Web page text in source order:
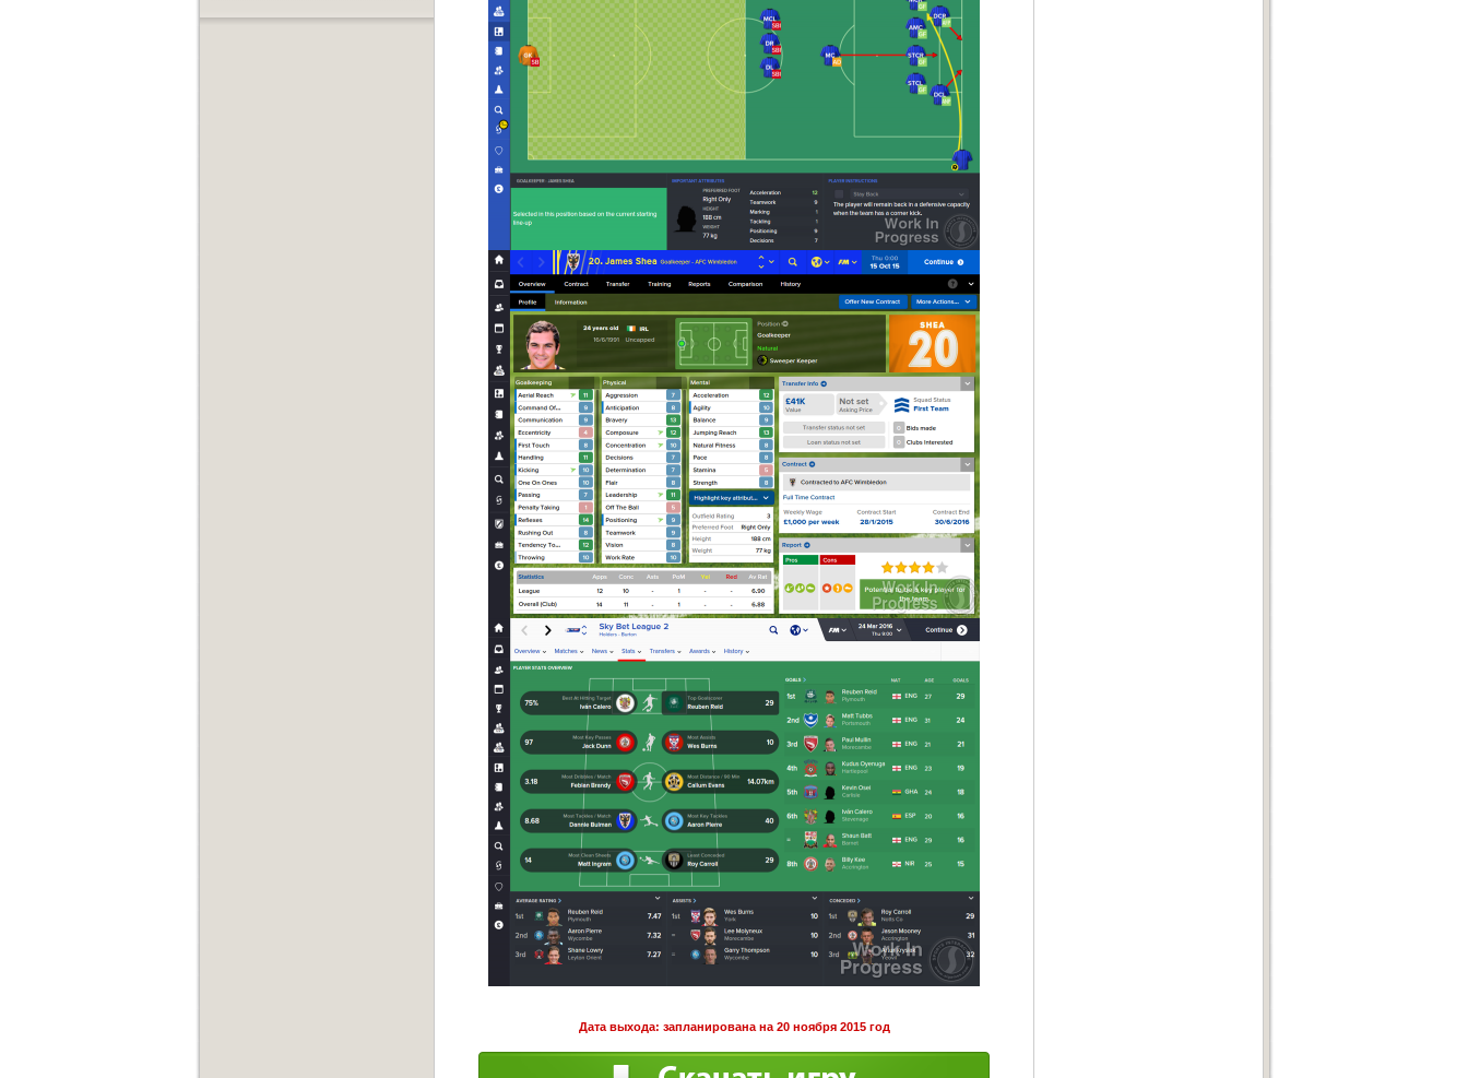
Дата выхода: запланирована на 20 ноября 2015 год